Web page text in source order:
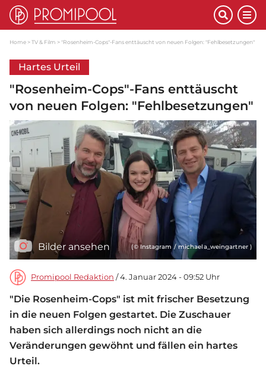
Home TV & Film "Rosenheim-Cops"-Fans enttäuscht von neuen Folgen: "Fehlbesetzungen"
Hartes Urteil
"Rosenheim-Cops"-Fans enttäuscht
von neuen Folgen: "Fehlbesetzungen"
Bilder ansehen (© Instagram / michaela_weingartner )
Promipool Redaktion / 4. Januar 2024 - 09:52 Uhr
"Die Rosenheim-Cops" ist mit frischer Besetzung
in die neuen Folgen gestartet. Die Zuschauer
haben sich allerdings noch nicht an die
Veränderungen gewöhnt und fällen ein hartes
Urteil.